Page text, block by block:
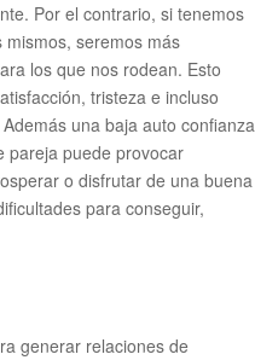
Por el contrario, si tenemos
seremos más
los que nos rodean. Esto
tristeza e incluso
una baja auto confianza
pareja puede provocar
o disfrutar de una buena
para conseguir,
generar relaciones de